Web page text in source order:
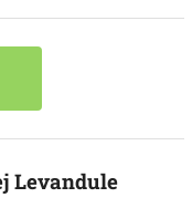
Levandule